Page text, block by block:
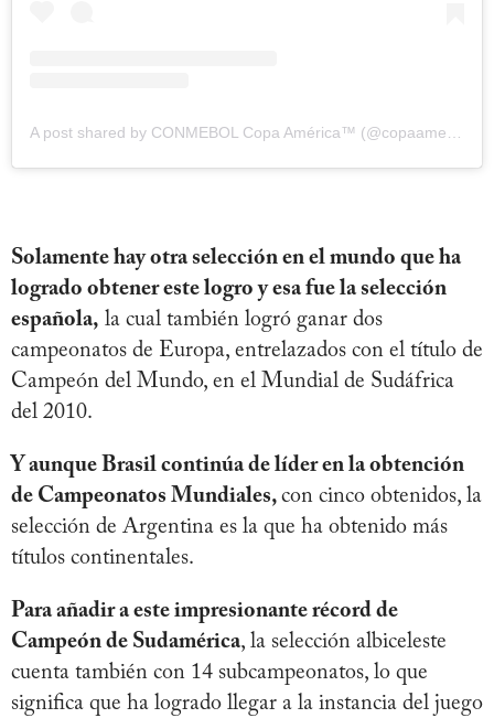
Solamente hay otra selección en el mundo que ha
logrado obtener este logro y esa fue la selección
española, la cual también logró ganar dos
campeonatos de Europa, entrelazados con el título de
Campeón del Mundo, en el Mundial de Sudáfrica
del 2010.
Y aunque Brasil continúa de líder en la obtención
de Campeonatos Mundiales, con cinco obtenidos, la
selección de Argentina es la que ha obtenido más
títulos continentales.
Para añadir a este impresionante récord de
Campeón de Sudamérica, la selección albiceleste
cuenta también con 14 subcampeonatos, lo que
significa que ha logrado llegar a la instancia del juego